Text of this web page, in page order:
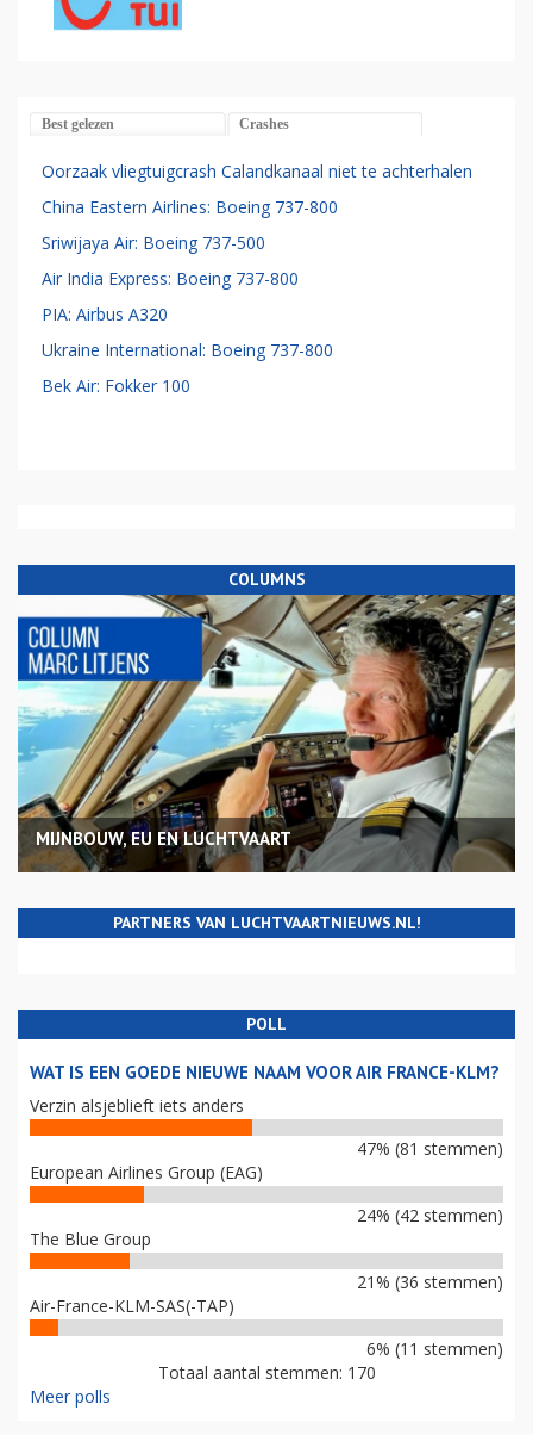
Best gelezen Crashes
Oorzaak vliegtuigcrash Calandkanaal niet te achterhalen
China Eastern Airlines: Boeing 737-800
Sriwijaya Air: Boeing 737-500
Air India Express: Boeing 737-800
PIA: Airbus A320
Ukraine International: Boeing 737-800
Bek Air: Fokker 100
COLUMNS
MIJNBOUW, EU EN LUCHTVAART
PARTNERS VAN LUCHTVAARTNIEUWS.NL!
POLL
WAT IS EEN GOEDE NIEUWE NAAM VOOR AIR FRANCE-KLM?
Verzin alsjeblieft iets anders
47% (81 stemmen)
European Airlines Group (EAG)
24% (42 stemmen)
The Blue Group
21% (36 stemmen)
Air-France-KLM-SAS(-TAP)
6% (11 stemmen)
Totaal aantal stemmen: 170
Meer polls